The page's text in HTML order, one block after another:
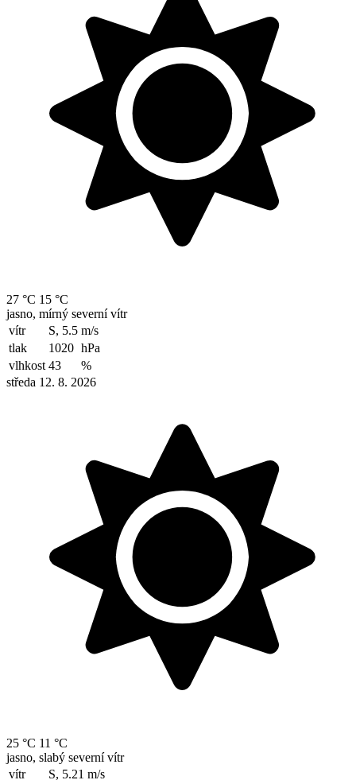
27 °C 15 °C
jasno, mírný severní vítr
vítr
S, 5.5 m/s
tlak
1020 hPa
vlhkost 43
%
středa 12. 8. 2026
25 °C 11 °C
jasno, slabý severní vítr
vítr
S, 5.21 m/s